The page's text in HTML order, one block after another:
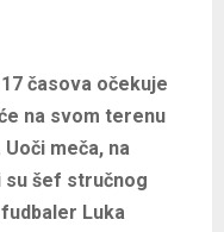
časova očekuje
na svom terenu
meča, na
šef stručnog
Luka